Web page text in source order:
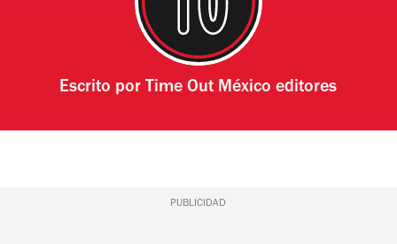
Escrito por Time Out México editores
PUBLICIDAD